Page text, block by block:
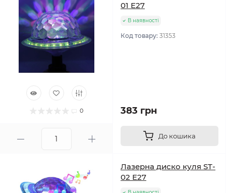
0
01 E27
В наявності
Код товару: 31353
383 грн
До кошика
Лазерна диско куля ST-
02 E27